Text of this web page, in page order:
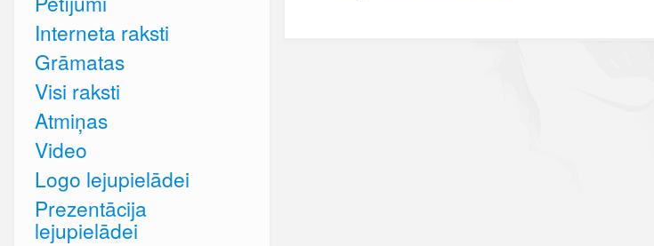
Interneta raksti
Grāmatas
Visi raksti
Atmiņas
Video
Logo lejupielādei
Prezentācija
lejupielādei